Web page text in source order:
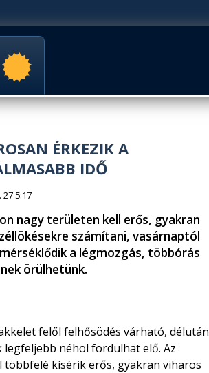
ÉRKEZIK A
IDŐ
5:17
nagy területen kell erős, gyakran
számítani, vasárnaptól
a légmozgás, többórás
örülhetünk.
felől felhősödés várható, délután
legfeljebb néhol fordulhat elő. Az
többfelé kísérik erős, gyakran viharos